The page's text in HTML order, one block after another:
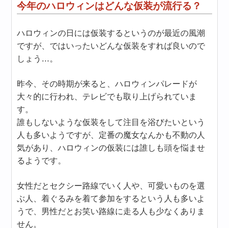
今年のハロウィンはどんな仮装が流行る？
ハロウィンの日には仮装するというのが最近の風潮
ですが、ではいったいどんな仮装をすれば良いので
しょう…。
昨今、その時期が来ると、ハロウィンパレードが
大々的に行われ、テレビでも取り上げられていま
す。
誰もしないような仮装をして注目を浴びたいという
人も多いようですが、定番の魔女なんかも不動の人
気があり、ハロウィンの仮装には誰しも頭を悩ませ
るようです。
女性だとセクシー路線でいく人や、可愛いものを選
ぶ人、着ぐるみを着て参加をするという人も多いよ
うで、男性だとお笑い路線に走る人も少なくありま
せん。